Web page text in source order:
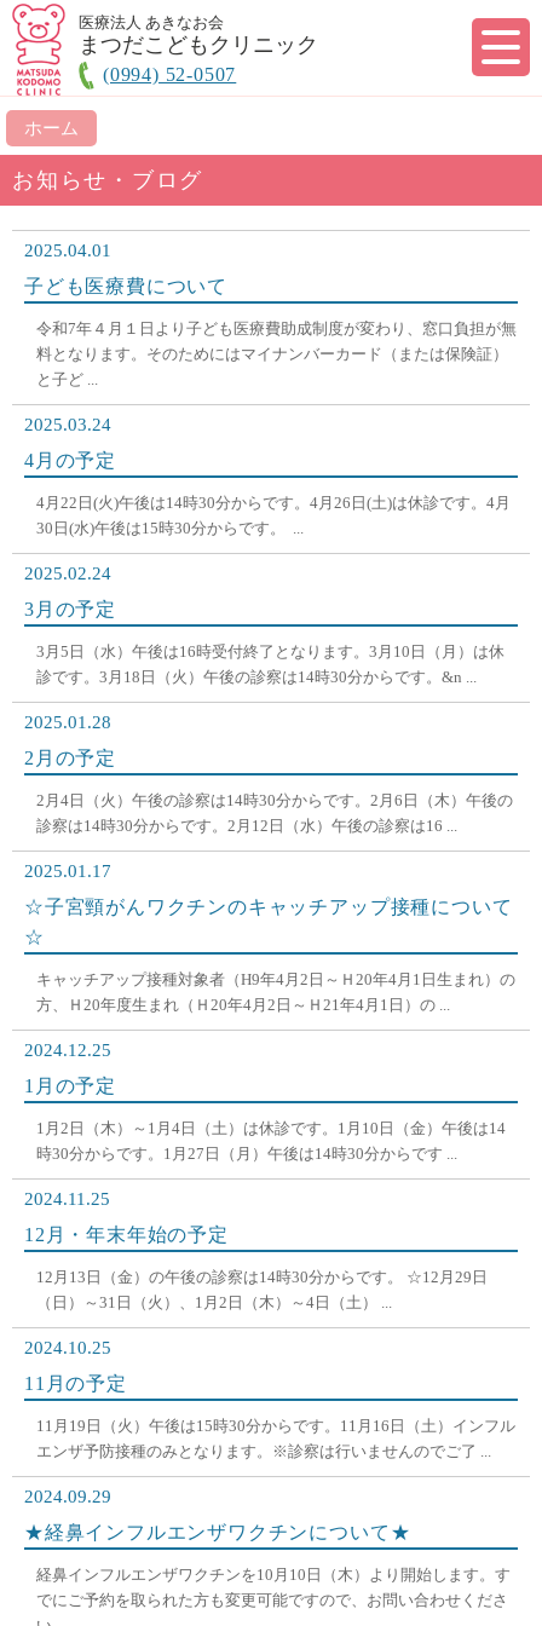
医療法人 あきなお会
まつだこどもクリニック
(0994) 52-0507
ホーム
お知らせ・ブログ
2025.04.01
子ども医療費について
令和7年４月１日より子ども医療費助成制度が変わり、窓口負担が無
料となります。そのためにはマイナンバーカード（または保険証）
と子ど ...
2025.03.24
4月の予定
4月22日(火)午後は14時30分からです。4月26日(土)は休診です。4月
30日(水)午後は15時30分からです。 ...
2025.02.24
3月の予定
3月5日（水）午後は16時受付終了となります。3月10日（月）は休
診です。3月18日（火）午後の診察は14時30分からです。&n ...
2025.01.28
2月の予定
2月4日（火）午後の診察は14時30分からです。2月6日（木）午後の
診察は14時30分からです。2月12日（水）午後の診察は16 ...
2025.01.17
☆子宮頸がんワクチンのキャッチアップ接種について
☆
キャッチアップ接種対象者（H9年4月2日～Ｈ20年4月1日生まれ）の
方、Ｈ20年度生まれ（Ｈ20年4月2日～Ｈ21年4月1日）の ...
2024.12.25
1月の予定
1月2日（木）～1月4日（土）は休診です。1月10日（金）午後は14
時30分からです。1月27日（月）午後は14時30分からです ...
2024.11.25
12月・年末年始の予定
12月13日（金）の午後の診察は14時30分からです。 ☆12月29日
（日）～31日（火）、1月2日（木）～4日（土） ...
2024.10.25
11月の予定
11月19日（火）午後は15時30分からです。11月16日（土）インフル
エンザ予防接種のみとなります。※診察は行いませんのでご了 ...
2024.09.29
★経鼻インフルエンザワクチンについて★
経鼻インフルエンザワクチンを10月10日（木）より開始します。す
でにご予約を取られた方も変更可能ですので、お問い合わせくださ